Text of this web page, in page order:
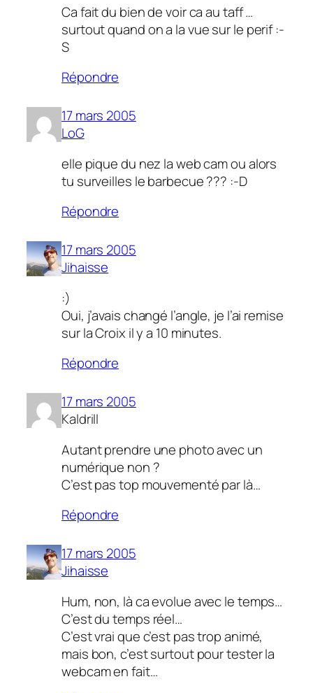
Ca fait du bien de voir ca au taff …
surtout quand on a la vue sur le perif :-
S
Répondre
17 mars 2005
LoG
elle pique du nez la web cam ou alors
tu surveilles le barbecue ??? :-D
Répondre
17 mars 2005
Jihaisse
:)
Oui, j’avais changé l’angle, je l’ai remise
sur la Croix il y a 10 minutes.
Répondre
17 mars 2005
Kaldrill
Autant prendre une photo avec un
numérique non ?
C’est pas top mouvementé par là…
Répondre
17 mars 2005
Jihaisse
Hum, non, là ca evolue avec le temps…
C’est du temps réel…
C’est vrai que c’est pas trop animé,
mais bon, c’est surtout pour tester la
webcam en fait…